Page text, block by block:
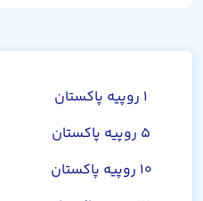
۱ روپیه پاکستان
۵ روپیه پاکستان
۱۰ روپیه پاکستان